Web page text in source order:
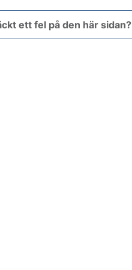
ett fel på den här sidan?